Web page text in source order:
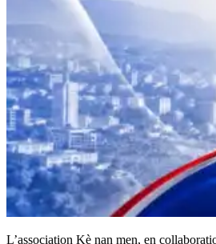
L’association Kè nan men, en